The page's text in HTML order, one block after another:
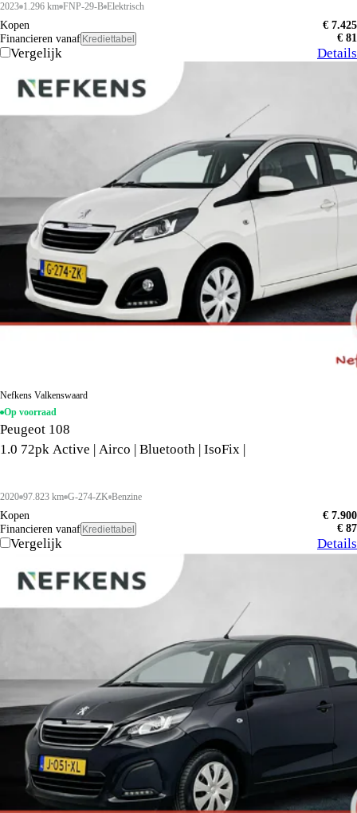
2023 1.296 km FNP-29-B Elektrisch
Kopen
€ 7.425
Financieren vanaf Krediettabel € 81
Vergelijk Details
Nefkens Valkenswaard
Op voorraad
Peugeot 108
1.0 72pk Active | Airco | Bluetooth | IsoFix |
2020 97.823 km G-274-ZK Benzine
Kopen
€ 7.900
Financieren vanaf Krediettabel € 87
Vergelijk Details